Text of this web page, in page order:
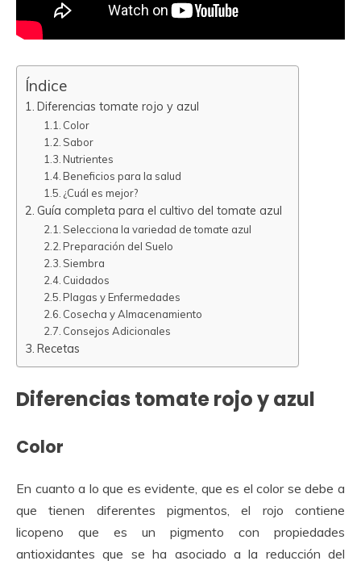
Índice
Diferencias tomate rojo y azul
Color
Sabor
Nutrientes
Beneficios para la salud
¿Cuál es mejor?
Guía completa para el cultivo del tomate azul
Selecciona la variedad de tomate azul
Preparación del Suelo
Siembra
Cuidados
Plagas y Enfermedades
Cosecha y Almacenamiento
Consejos Adicionales
Recetas
Diferencias tomate rojo y azul
Color
En cuanto a lo que es evidente, que es el color se debe a
que tienen diferentes pigmentos, el rojo contiene
licopeno que es un pigmento con propiedades
antioxidantes que se ha asociado a la reducción del